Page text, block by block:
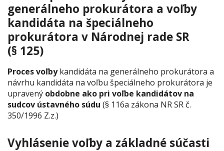
generálneho prokurátora a voľby
kandidáta na špeciálneho
prokurátora v Národnej rade SR
(§ 125)
Proces voľbykandidáta na generálneho prokurátora a
návrhu kandidáta na voľbu špeciálneho prokurátora je
upravený obdobne ako pri voľbe kandidátov na
sudcov ústavného súdu (§ 116a zákona NR SR č.
350/1996 Z.z.)
Vyhlásenie voľby a základné súčasti